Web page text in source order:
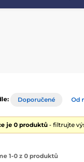
Doporučené Od
je 0 produktů- filtrujte
1-0 z 0 produktů